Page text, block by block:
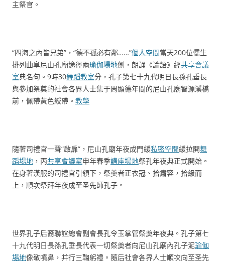
主祭官。
“四海之內皆兄弟”，“德不孤必有鄰……”個人空間當天200位儒生
排列曲阜尼山孔廟途徑兩瑜伽場地側，朗誦《論語》經共享會議
室典名句。9時30舞蹈教室分，孔子第七十九代明日長孫孔垂長
與參加祭奠的社會各界人士集于周顯德年間的尼山孔廟智源溪橋
前，佩帶黃色綬帶。 教學
隨著司禮官一聲“啟扉”，尼山孔廟年夜成門緩私密空間緩拉開舞
蹈場地 ，丙共享會議室申年春季講座場地祭孔年夜典正式開始。
在身著漢服的司禮官引領下，祭奠者正衣冠、拾肅容，拾級而
上，順次祭拜年夜成至圣先師孔子。
世界孔子后裔聯誼總會副會長孔令玉掌管祭奠年夜典。孔子第七
十九代明日長孫孔垂長代表一切祭奠者向尼山孔廟內孔子泥瑜伽
場地像敬噴鼻，并行三鞠躬禮。隨后社會各界人士順次向至圣先